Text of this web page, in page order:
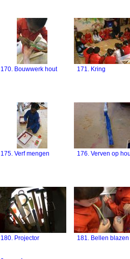
170. Bouwwerk hout 171. Kring
175. Verf mengen 176. Verven op
180. Projector 181. Bellen blazen